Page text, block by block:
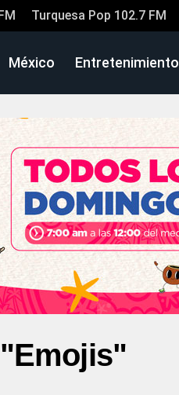
Turquesa Pop 102.7 FM
México Entretenimiento